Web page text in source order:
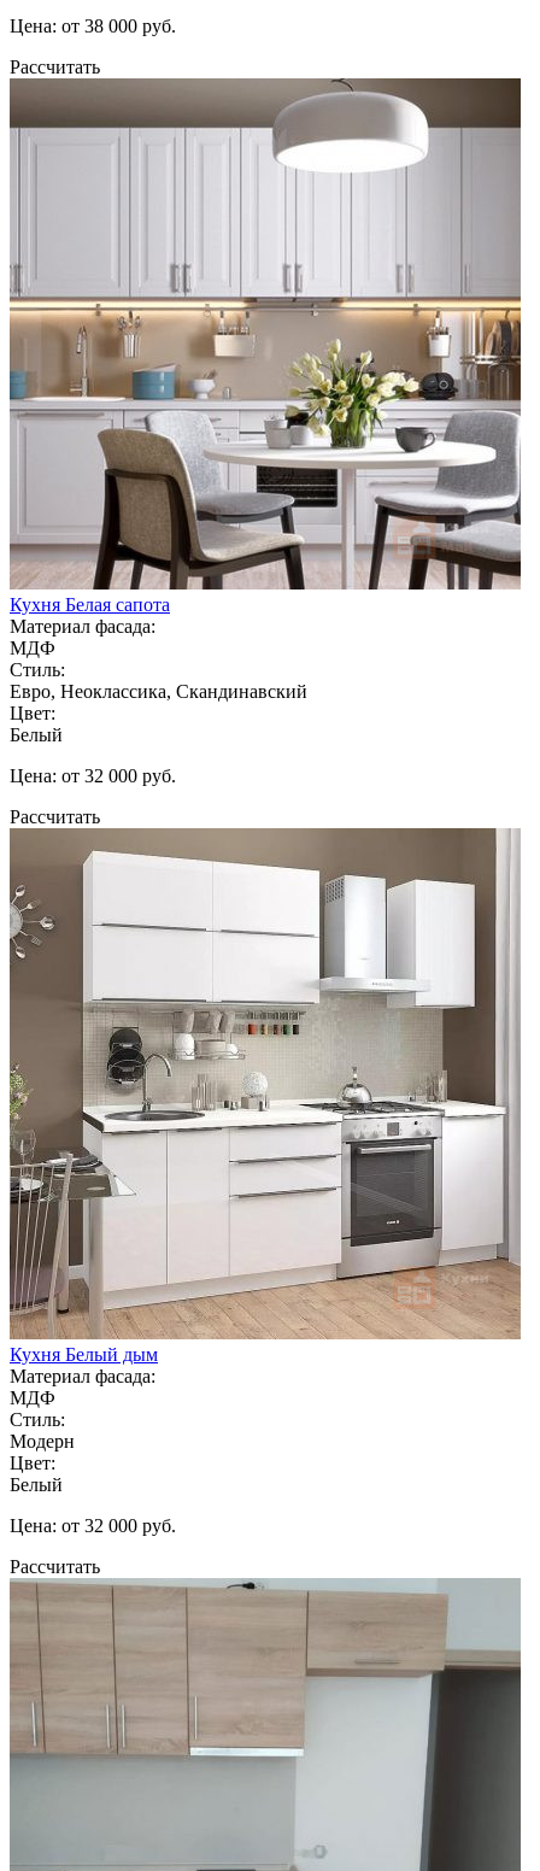
Цена: от 38 000 руб.
Рассчитать
Кухня Белая сапота
Материал фасада:
МДФ
Стиль:
Евро, Неоклассика, Скандинавский
Цвет:
Белый
Цена: от 32 000 руб.
Рассчитать
Кухня Белый дым
Материал фасада:
МДФ
Стиль:
Модерн
Цвет:
Белый
Цена: от 32 000 руб.
Рассчитать